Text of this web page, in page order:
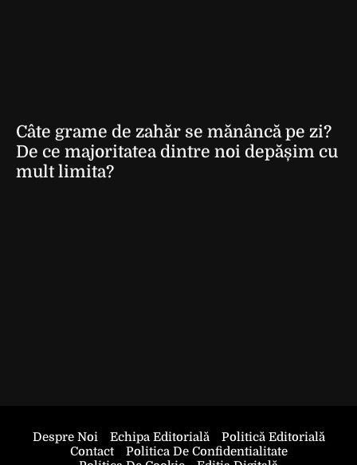
Câte grame de zahăr se mănâncă pe zi?
De ce majoritatea dintre noi depășim cu
mult limita?
Despre Noi Echipa Editorială
Politică Editorială
Contact
Politica De Confidentialitate